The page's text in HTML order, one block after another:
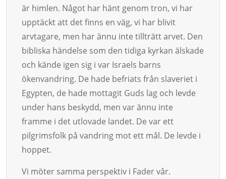
är himlen. Något har hänt genom tron, vi har
upptäckt att det finns en väg, vi har blivit
arvtagare, men har ännu inte tillträtt arvet. Den
bibliska händelse som den tidiga kyrkan älskade
och kände igen sig i var Israels barns
ökenvandring. De hade befriats från slaveriet i
Egypten, de hade mottagit Guds lag och levde
under hans beskydd, men var ännu inte
framme i det utlovade landet. De var ett
pilgrimsfolk på vandring mot ett mål. De levde i
hoppet.
Vi möter samma perspektiv i Fader vår.